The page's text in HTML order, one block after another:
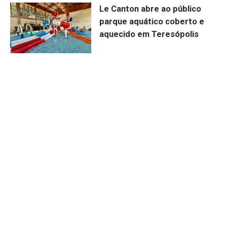
Le Canton abre ao público
parque aquático coberto e
aquecido em Teresópolis